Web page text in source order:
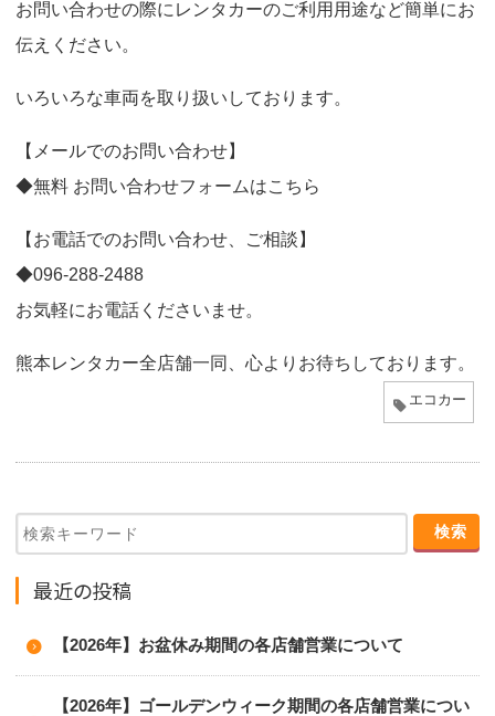
お問い合わせの際にレンタカーのご利用用途など簡単にお
伝えください。
いろいろな車両を取り扱いしております。
【メールでのお問い合わせ】
◆無料 お問い合わせフォームはこちら
【お電話でのお問い合わせ、ご相談】
◆096-288-2488
お気軽にお電話くださいませ。
熊本レンタカー全店舗一同、心よりお待ちしております。
エコカー
最近の投稿
【2026年】お盆休み期間の各店舗営業について
【2026年】ゴールデンウィーク期間の各店舗営業につい